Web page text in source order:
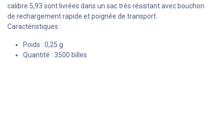
calibre 5,93 sont livrées dans un sac très résistant avec bouchon
de rechargement rapide et poignée de transport.
Caractéristiques :
Poids : 0,25 g.
Quantité : 3500 billes